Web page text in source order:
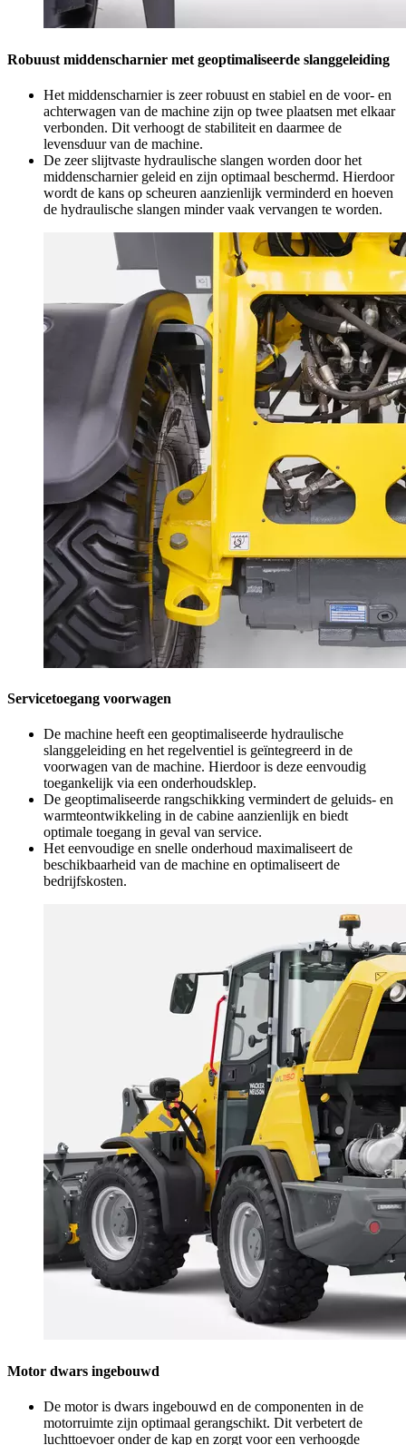
Robuust middenscharnier met geoptimaliseerde slanggeleiding
Het middenscharnier is zeer robuust en stabiel en de voor- en
achterwagen van de machine zijn op twee plaatsen met elkaar
verbonden. Dit verhoogt de stabiliteit en daarmee de
levensduur van de machine.
De zeer slijtvaste hydraulische slangen worden door het
middenscharnier geleid en zijn optimaal beschermd. Hierdoor
wordt de kans op scheuren aanzienlijk verminderd en hoeven
de hydraulische slangen minder vaak vervangen te worden.
Servicetoegang voorwagen
De machine heeft een geoptimaliseerde hydraulische
slanggeleiding en het regelventiel is geïntegreerd in de
voorwagen van de machine. Hierdoor is deze eenvoudig
toegankelijk via een onderhoudsklep.
De geoptimaliseerde rangschikking vermindert de geluids- en
warmteontwikkeling in de cabine aanzienlijk en biedt
optimale toegang in geval van service.
Het eenvoudige en snelle onderhoud maximaliseert de
beschikbaarheid van de machine en optimaliseert de
bedrijfskosten.
Motor dwars ingebouwd
De motor is dwars ingebouwd en de componenten in de
motorruimte zijn optimaal gerangschikt. Dit verbetert de
luchttoevoer onder de kap en zorgt voor een verhoogde